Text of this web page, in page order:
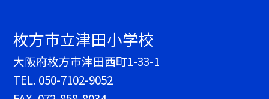
枚方市立津田小学校
大阪府枚方市津田西町1-33-1
TEL. 050-7102-9052